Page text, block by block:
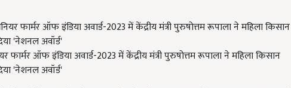
फार्मर ऑफ इंडिया अवार्ड-2023 में केंद्रीय मंत्री पुरुषोत्तम रूपाला ने महिला किसान
'नेशनल अवॉर्ड'